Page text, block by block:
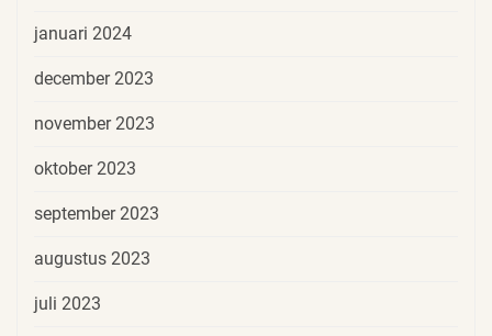
januari 2024
december 2023
november 2023
oktober 2023
september 2023
augustus 2023
juli 2023